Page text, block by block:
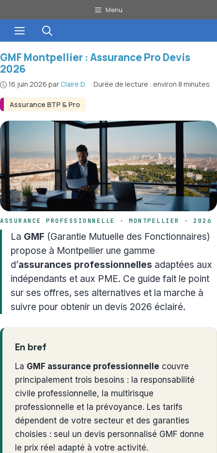
au
contenu
Menu
Menu
Assurance BTP & Pro
GMF Montpellier : Assurance Pro Devis
2026
16 juin 2026 par Claire D. · Durée de lecture : environ 8 minutes
ASSURANCE PROFESSIONNELLE · MONTPELLIER · 2026
La GMF (Garantie Mutuelle des Fonctionnaires)
propose à Montpellier une gamme
d’assurances professionnelles adaptées aux
indépendants et aux PME. Ce guide fait le point
sur ses offres, ses alternatives et la marche à
suivre pour obtenir un devis 2026 éclairé.
En bref
La GMF assurance professionnelle couvre
principalement trois besoins : la responsabilité
civile professionnelle, la multirisque
professionnelle et la prévoyance. Les tarifs
dépendent de votre secteur et des garanties
choisies : seul un devis personnalisé GMF donne
le prix réel adapté à votre activité.